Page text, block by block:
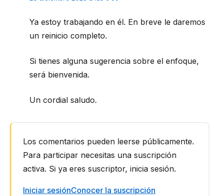
Ya estoy trabajando en él. En breve le daremos
un reinicio completo.
Si tienes alguna sugerencia sobre el enfoque,
será bienvenida.
Un cordial saludo.
Los comentarios pueden leerse públicamente.
Para participar necesitas una suscripción
activa. Si ya eres suscriptor, inicia sesión.
Iniciar sesiónConocer la suscripción